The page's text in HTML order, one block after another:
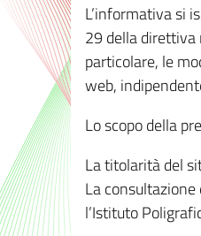
L’informativa si
29 della
particolare, le
web,
Lo scopo della
La titolarità del
La
l’Istituto